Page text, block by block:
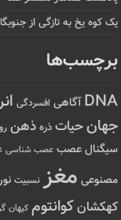
یک کوه یخ به تازگی از
برچسب‌ها
DNA آگاهی افسردگی
جهانحیات ذره ذهن
سیگنال عصب عصب شناسی
مصنوعی مغز نسبیت
کهکشانکوانتوم کیهان